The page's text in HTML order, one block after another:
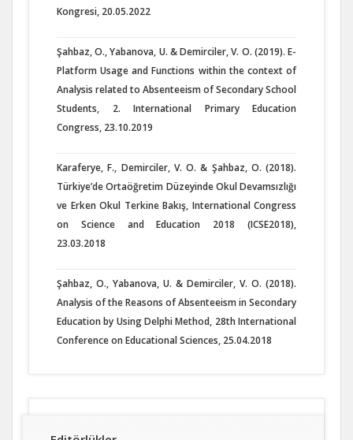
Kongresi, 20.05.2022
Şahbaz, O., Yabanova, U. & Demirciler, V. O. (2019). E-
Platform Usage and Functions within the context of
Analysis related to Absenteeism of Secondary School
Students, 2. International Primary Education
Congress, 23.10.2019
Karaferye, F., Demirciler, V. O. & Şahbaz, O. (2018).
Türkiye’de Ortaöğretim Düzeyinde Okul Devamsızlığı
ve Erken Okul Terkine Bakış, International Congress
on Science and Education 2018 (ICSE2018),
23.03.2018
Şahbaz, O., Yabanova, U. & Demirciler, V. O. (2018).
Analysis of the Reasons of Absenteeism in Secondary
Education by Using Delphi Method, 28th International
Conference on Educational Sciences, 25.04.2018